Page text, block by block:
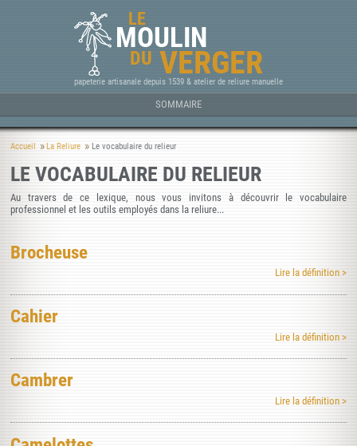
LE
MOULIN
DU VERGER
papeterie artisanale depuis 1539 & atelier de reliure manuelle
SOMMAIRE
Accueil La Reliure Le vocabulaire du relieur
LE VOCABULAIRE DU RELIEUR
Au travers de ce lexique, nous vous invitons à découvrir le vocabulaire
professionnel et les outils employés dans la reliure...
Brocheuse
Lire la définition >
Cahier
Lire la définition >
Cambrer
Lire la définition >